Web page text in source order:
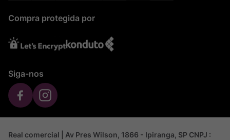
Compra protegida por
Siga-nos
Real comercial | Av Pres Wilson, 1866 - Ipiranga, SP CNPJ :